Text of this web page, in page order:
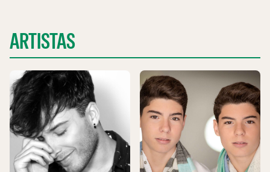
ARTISTAS